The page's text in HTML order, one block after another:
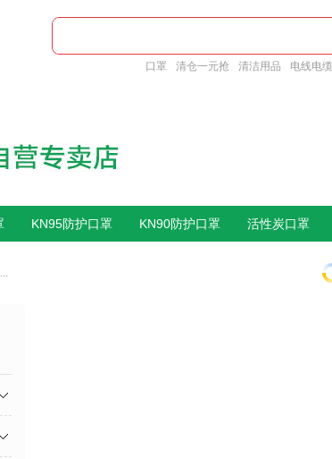
口罩 清仓一元抢 清洁用品 电线电缆
KN95防护口罩 KN90防护口罩 活性炭口罩